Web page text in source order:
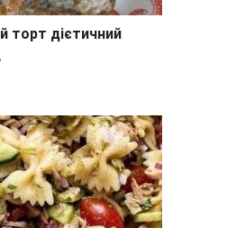
торт дієтичний